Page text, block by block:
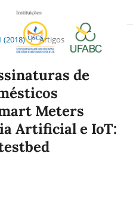
(2018) / Artigos
de
Meters
Artificial e IoT: